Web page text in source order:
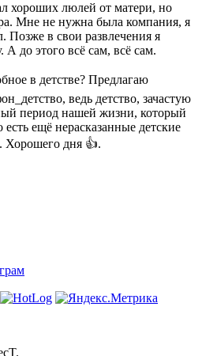
хороших люлей от матери, но
Мне не нужна была компания, я
Позже в свои развлечения я
до этого всё сам, всё сам.
в детстве? Предлагаю
ведь детство, зачастую
период нашей жизни, который
ещё нерасказанные детские
Хорошего дня 👍.